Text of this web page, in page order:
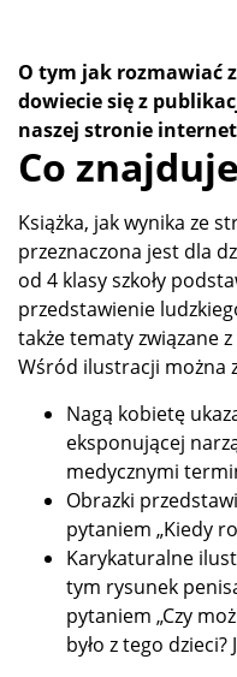
O tym jak rozmawiać
dowiecie się z
naszej stronie
Co
Książka, jak wynika ze
przeznaczona jest dla
od 4 klasy szkoły
przedstawienie
także tematy związane
Wśród ilustracji można
Nagą kobietę
eksponującej
medycznymi
Obrazki
pytaniem „Kiedy
Karykaturalne
tym rysunek
pytaniem „Czy
było z tego dzieci?